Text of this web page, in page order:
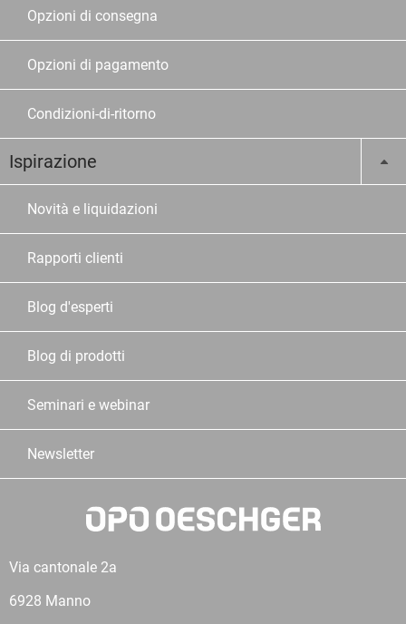
Opzioni di consegna
Opzioni di pagamento
Condizioni-di-ritorno
Ispirazione
Novità e liquidazioni
Rapporti clienti
Blog d'esperti
Blog di prodotti
Seminari e webinar
Newsletter
Via cantonale 2a
6928 Manno